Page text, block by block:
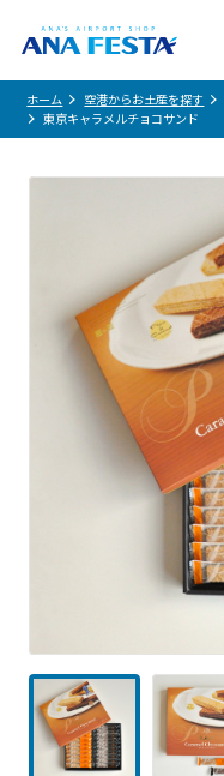
ホーム 空港からお土産を探す
東京キャラメルチョコサンド